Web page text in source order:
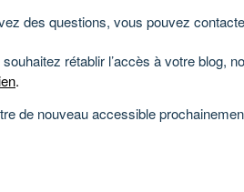
des questions, vous pouvez
rétablir l’accès à votre blog,
.
de nouveau accessible